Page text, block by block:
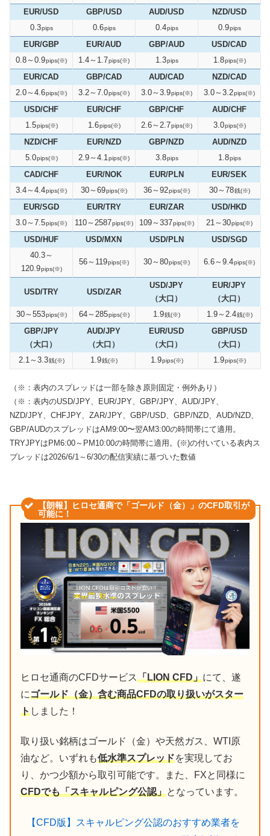
EUR/USD GBP/USD AUD/USD
NZD/USD
0.3pips 0.6pips 0.4pips 0.9pips
EUR/GBP EUR/AUD GBP/AUD
USD/CAD
0.8～0.9pips(※) 1.4～1.7pips(※) 1.3pips 1.8pips(※)
EUR/CAD GBP/CAD AUD/CAD
NZD/CAD
2.0～4.6pips(※) 3.2～7.0pips(※) 3.0～3.9pips(※) 3.0～3.2pips(※)
USD/CHF EUR/CHF GBP/CHF
AUD/CHF
1.5pips(※) 1.6pips(※) 2.6～2.7pips(※) 3.0pips(※)
NZD/CHF EUR/NZD GBP/NZD
AUD/NZD
5.0pips(※) 2.9～4.1 pips(※) 3.8pips 1.8pips
CAD/CHF EUR/NOK EUR/PLN
EUR/SEK
3.4～4.4pips(※) 30～69pips(※) 36～92pips(※) 30～78銭(※)
EUR/SGD EUR/TRY EUR/ZAR
USD/HKD
3.0～7.5pips(※) 110～2587pips(※) 109～337pips(※) 21～30pips(※)
USD/HUF USD/MXN USD/PLN
USD/SGD
40.3～
120.9pips(※)
56～119pips(※) 30～80pips(※) 6.6～9.4pips(※)
USD/TRY USD/ZAR
USD/JPY
（大口）
EUR/JPY
（大口）
30～553pips(※) 64～285pips(※) 1.9銭(※) 1.9～2.4銭(※)
GBP/JPY
（大口）
AUD/JPY
（大口）
EUR/USD
（大口）
GBP/USD
（大口）
2.1～3.3銭(※) 1.9銭(※) 1.9pips(※) 1.9pips(※)
（※：表内のスプレッドは一部を除き原則固定・例外あり）
（※：表内のUSD/JPY、EUR/JPY、GBP/JPY、AUD/JPY、
NZD/JPY、CHFJPY、ZAR/JPY、GBP/USD、GBP/NZD、AUD/NZD、
GBP/AUDのスプレッドはAM9:00〜翌AM3:00の時間帯にて適用。
TRYJPYはPM6:00～PM10:00の時間帯に適用。(※)の付いている表内ス
プレッドは2026/6/1～6/30の配信実績に基づいた数値
【朗報】ヒロセ通商で「ゴールド（金）」のCFD取引が
可能に！
ヒロセ通商のCFDサービス「LION CFD」にて、遂
にゴールド（金）含む商品CFDの取り扱いがスター
トしました！
取り扱い銘柄はゴールド（金）や天然ガス、WTI原
油など。いずれも低水準スプレッドを実現してお
り、かつ少額から取引可能です。また、FXと同様に
CFDでも「スキャルピング公認」となっています。
【CFD版】スキャルピング公認のおすすめ業者を